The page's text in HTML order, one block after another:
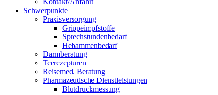
Kontakt/Anfahrt
Schwer­punk­te
Pra­xis­ver­sor­gung
Grip­pe­impf­stof­fe
Sprech­stun­den­be­darf
Heb­am­men­be­darf
Darm­be­ra­tung
Tee­re­zep­tu­ren
Rei­se­med. Beratung
Phar­ma­zeu­ti­sche Dienstleistungen
Blut­druck­mes­sung